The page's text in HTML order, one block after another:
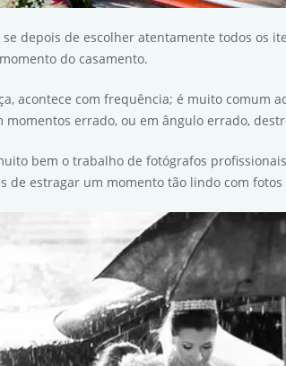
depois de escolher atentamente todos os
do casamento.
acontece com frequência; é muito
momentos errado, ou em ângulo errado,
bem o trabalho de fotógrafos
de estragar um momento tão lindo com